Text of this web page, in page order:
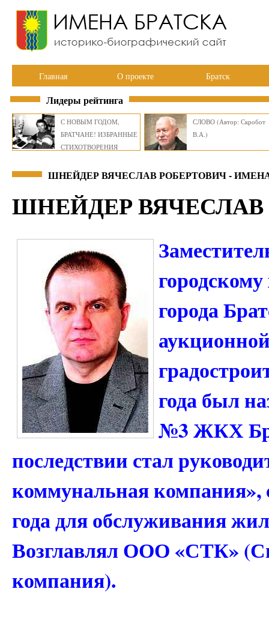
Главная О проекте Братск
Лидеры рейтинга
С НОВЫМ ГОДОМ,
БРАТЧАНЕ! ИЗБРАННЫЕ
СТИХОТВОРЕНИЯ
СЛОВО (Автор: Скробот
В.А.)
ШНЕЙДЕР ВЯЧЕСЛАВ РОБЕРТОВИЧ -
ШНЕЙДЕР
города
года был
№3 ЖКХ
последствии стал
коммунальная компания»,
года для обслуживания
Возглавлял ООО «СТК»
компания).